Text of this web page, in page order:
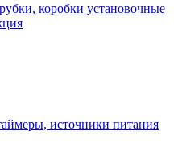
коробки установочные
источники питания